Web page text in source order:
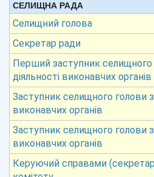
СЕЛИЩНА РАДА
Селищний голова
Секретар ради
Перший заступник селищного
діяльності виконавчих органів
Заступник селищного голови з
виконавчих органів
Заступник селищного голови з
виконавчих органів
Керуючий справами